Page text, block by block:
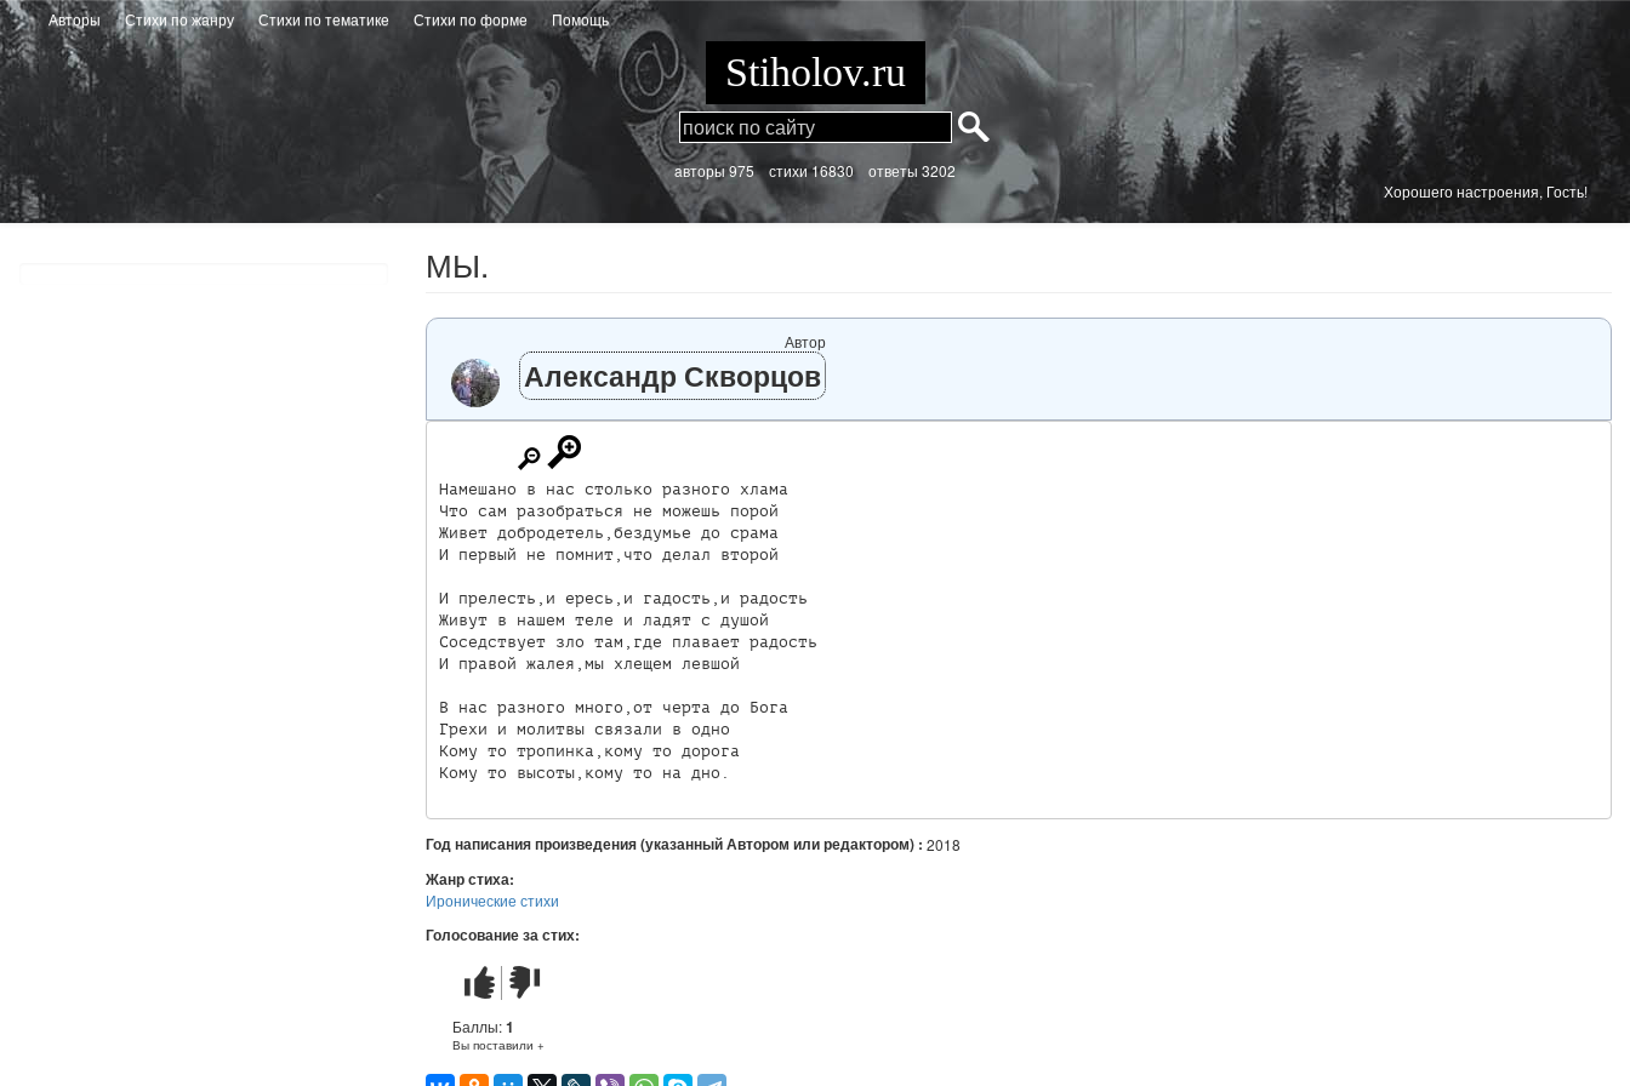
Перейти
к
основному
содержанию
Авторы Стихи по жанру Стихи по тематике Стихи по форме Помощь
Stiholov.ru
aвторы 975 стихи16830 ответы 3202
Хорошего настроения, Гость!
МЫ.
Автор
Александр Скворцов
Намешано в нас столько разного хлама
Что сам разобраться не можешь порой
Живет добродетель,бездумье до срама
И первый не помнит,что делал второй
И прелесть,и ересь,и гадость,и радость
Живут в нашем теле и ладят с душой
Соседствует зло там,где плавает радость
И правой жалея,мы хлещем левшой
В нас разного много,от черта до Бога
Грехи и молитвы связали в одно
Кому то тропинка,кому то дорога
Кому то высоты,кому то на дно.
Год написания произведения (указанный Автором или редактором) : 2018
Жанр стиха:
Иронические стихи
Голосование за стих:
Стих
понравился
Стих
не
понравился
Баллы:1
Вы поставили +